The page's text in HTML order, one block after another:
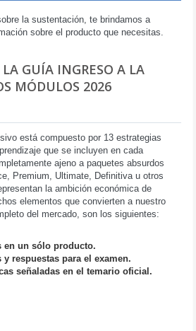
la sustentación, te brindamos a
sobre el producto que necesitas.
GUÍA INGRESO A LA
MÓDULOS 2026
está compuesto por 13 estrategias
que se incluyen en cada
ajeno a paquetes absurdos
Premium, Ultimate, Definitiva u otros
la ambición económica de
elementos que convierten a nuestro
del mercado, son los siguientes:
en un sólo producto.
respuestas para el examen.
señaladas en el temario oficial.